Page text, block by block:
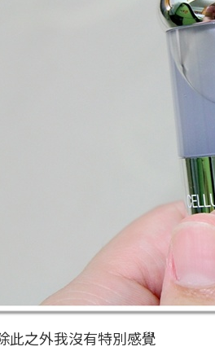
此之外我沒有特別感覺